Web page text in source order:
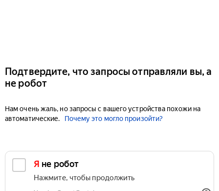
Подтвердите, что запросы отправляли вы, а
не робот
Нам очень жаль, но запросы с вашего устройства похожи на
автоматические.
Почему это могло произойти?
Я не робот
Нажмите, чтобы продолжить